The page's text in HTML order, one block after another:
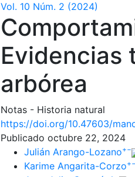
Vol. 10 Núm. 2 (2024)
Evidencias
arbórea
Notas - Historia natural
https://doi.org/10.47603/
Publicado octubre 22, 2024
Julián Arango-Lozano+−
Karime Angarita-Corzo+−